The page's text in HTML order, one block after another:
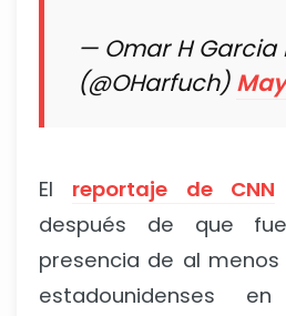
— Omar H Garcia
(@OHarfuch)
El reportaje de CNN
después de que
presencia de al
estadounidenses